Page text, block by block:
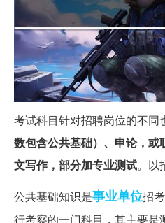
考试科目针对招聘岗位的不同
数包含公共基础）、申论，
文写作，部分加专业测试。以
公共基础知识是事业单位招
行考察的一门科目，其主要是